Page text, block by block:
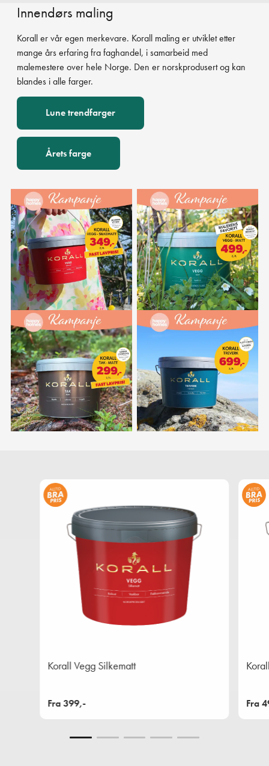
Innendørs maling
Korall er vår egen merkevare. Korall maling er utviklet etter
mange års erfaring fra faghandel, i samarbeid med
malemestere over hele Norge. Den er norskprodusert og kan
blandes i alle farger.
Lune trendfarger
Årets farge
Korall Vegg Silkematt
Fra 399,- Fra